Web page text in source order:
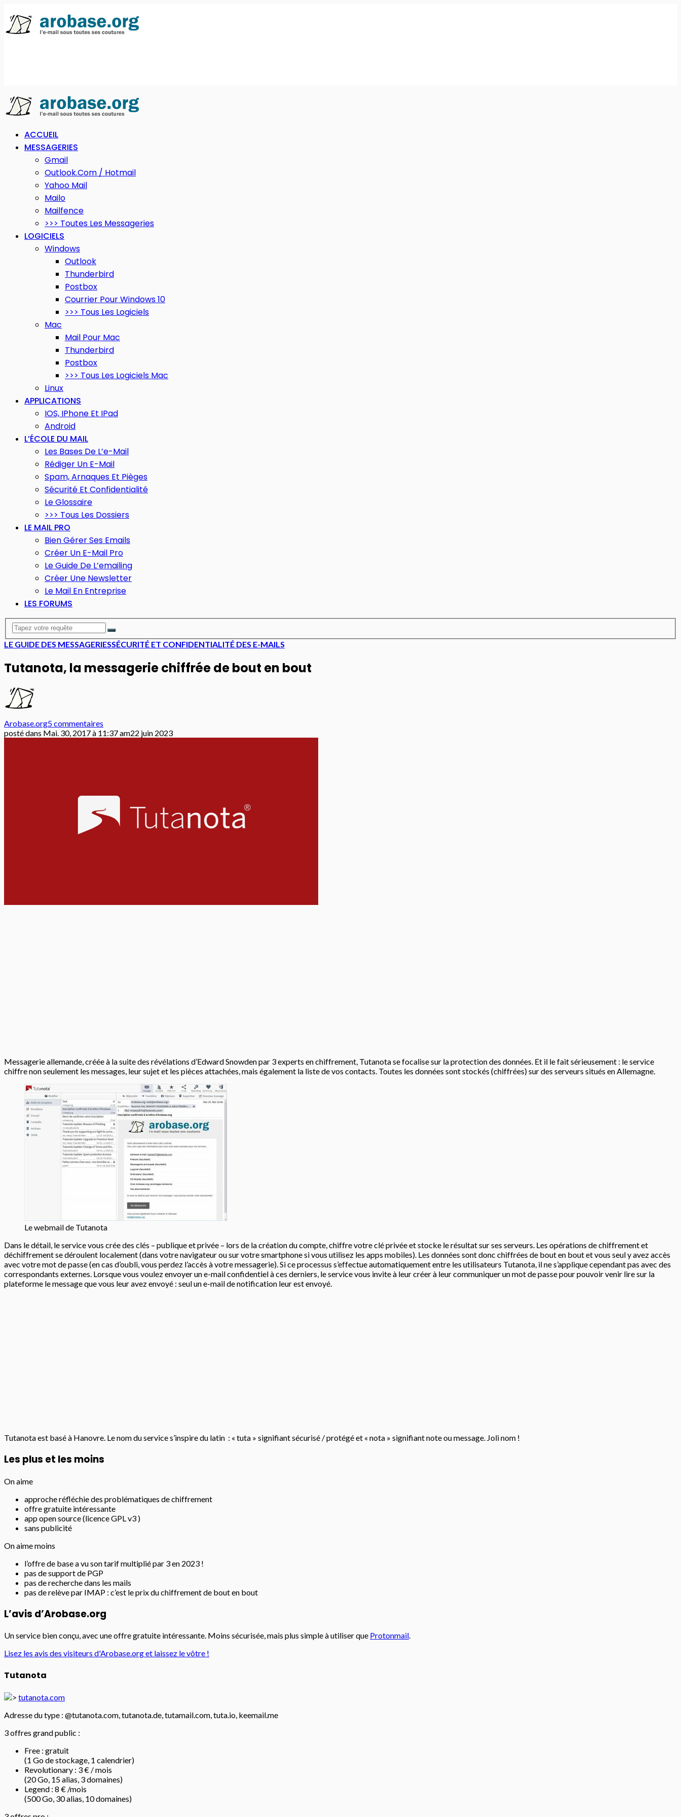
ACCUEIL
MESSAGERIES
Gmail
Outlook.com / Hotmail
Yahoo Mail
Mailo
Mailfence
>>> Toutes Les Messageries
LOGICIELS
Windows
Outlook
Thunderbird
Postbox
Courrier Pour Windows 10
>>> Tous Les Logiciels
Mac
Mail Pour Mac
Thunderbird
Postbox
>>> Tous Les Logiciels Mac
Linux
APPLICATIONS
IOS, IPhone Et IPad
Android
L’ÉCOLE DU MAIL
Les Bases De L’e-Mail
Rédiger Un E-Mail
Spam, Arnaques Et Pièges
Sécurité Et Confidentialité
Le Glossaire
>>> Tous Les Dossiers
LE MAIL PRO
Bien Gérer Ses Emails
Créer Un E-Mail Pro
Le Guide De L’emailing
Créer Une Newsletter
Le Mail En Entreprise
LES FORUMS
LE GUIDE DES MESSAGERIESSÉCURITÉ ET CONFIDENTIALITÉ DES E-MAILS
Tutanota, la messagerie chiffrée de bout en bout
Arobase.org5 commentaires
posté dans Mai. 30, 2017 à 11:37 am22 juin 2023
Messagerie allemande, créée à la suite des révélations d’Edward Snowden par 3 experts en chiffrement, Tutanota se focalise sur la protection des données. Et il le fait sérieusement : le service
chiffre non seulement les messages, leur sujet et les pièces attachées, mais également la liste de vos contacts. Toutes les données sont stockés (chiffrées) sur des serveurs situés en Allemagne.
Le webmail de Tutanota
Dans le détail, le service vous crée des clés – publique et privée – lors de la création du compte, chiffre votre clé privée et stocke le résultat sur ses serveurs. Les opérations de chiffrement et
déchiffrement se déroulent localement (dans votre navigateur ou sur votre smartphone si vous utilisez les apps mobiles). Les données sont donc chiffrées de bout en bout et vous seul y avez accès
avec votre mot de passe (en cas d’oubli, vous perdez l’accès à votre messagerie). Si ce processus s’effectue automatiquement entre les utilisateurs Tutanota, il ne s’applique cependant pas avec des
correspondants externes. Lorsque vous voulez envoyer un e-mail confidentiel à ces derniers, le service vous invite à leur créer à leur communiquer un mot de passe pour pouvoir venir lire sur la
plateforme le message que vous leur avez envoyé : seul un e-mail de notification leur est envoyé.
Tutanota est basé à Hanovre. Le nom du service s’inspire du latin : « tuta » signifiant sécurisé / protégé et « nota » signifiant note ou message. Joli nom !
Les plus et les moins
On aime
approche réfléchie des problématiques de chiffrement
offre gratuite intéressante
app open source (licence GPL v3 )
sans publicité
On aime moins
l’offre de base a vu son tarif multiplié par 3 en 2023 !
pas de support de PGP
pas de recherche dans les mails
pas de relève par IMAP : c’est le prix du chiffrement de bout en bout
L’avis d’Arobase.org
Un service bien conçu, avec une offre gratuite intéressante. Moins sécurisée, mais plus simple à utiliser que Protonmail.
Lisez les avis des visiteurs d'Arobase.org et laissez le vôtre !
Tutanota
tutanota.com
Adresse du type : @tutanota.com, tutanota.de, tutamail.com, tuta.io, keemail.me
3 offres grand public :
Free : gratuit
(1 Go de stockage, 1 calendrier)
Revolutionary : 3 € / mois
(20 Go, 15 alias, 3 domaines)
Legend : 8 € /mois
(500 Go, 30 alias, 10 domaines)